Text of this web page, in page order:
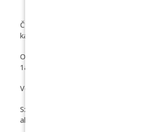
Čtvrtek P: Podmáslová kaiserka, máslo,
kakao (obsahuje alergeny 1,7)
O: Polévka kmínová s krutony
1a,3,9)
Vepřové rizoto, kompot, nápoj
S: Moravský bochánek, máslo, ovoce,
alergeny 1,7)